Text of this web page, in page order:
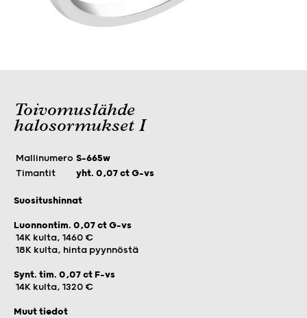
Toivomuslähde
halosormukset I
Mallinumero S-665w
Timantit
yht. 0,07 ct G-vs
Suositushinnat
Luonnontim. 0,07 ct G-vs
14K kulta, 1460 €
18K kulta, hinta pyynnöstä
Synt. tim. 0,07 ct F-vs
14K kulta, 1320 €
Muut tiedot